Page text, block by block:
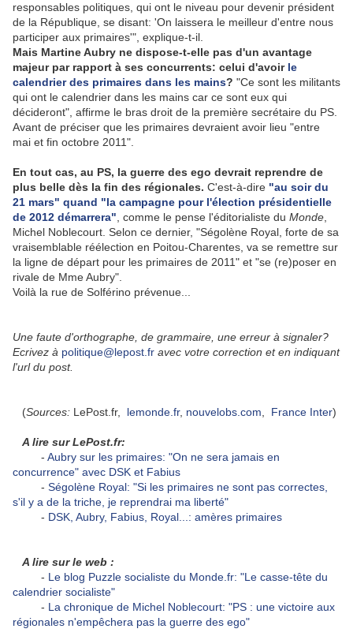
responsables politiques, qui ont le niveau pour devenir président
de la République, se disant: 'On laissera le meilleur d'entre nous
participer aux primaires'", explique-t-il.
Mais Martine Aubry ne dispose-t-elle pas d'un avantage
majeur par rapport à ses concurrents: celui d'avoir le
calendrier des primaires dans les mains? "Ce sont les militants
qui ont le calendrier dans les mains car ce sont eux qui
décideront", affirme le bras droit de la première secrétaire du PS.
Avant de préciser que les primaires devraient avoir lieu "entre
mai et fin octobre 2011".
En tout cas, au PS, la guerre des ego devrait reprendre de
plus belle dès la fin des régionales. C'est-à-dire "au soir du
21 mars" quand "la campagne pour l'élection présidentielle
de 2012 démarrera" , comme le pense l'éditorialiste du Monde
Michel Noblecourt. Selon ce dernier, "Ségolène Royal, forte de sa
vraisemblable réélection en Poitou-Charentes, va se remettre sur
la ligne de départ pour les primaires de 2011" et "se (re)poser en
rivale de Mme Aubry".
Voilà la rue de Solférino prévenue...
Une faute d'orthographe, de grammaire, une erreur à signaler?
Ecrivez à politique@lepost.fr avec votre correction et en indiquant
l'url du post.
(Sources: LePost.fr, lemonde.fr, nouvelobs.com France Inter)
A lire sur LePost.fr:
- Aubry sur les primaires: "On ne sera jamais en
concurrence" avec DSK et Fabius
- Ségolène Royal: "Si les primaires ne sont pas correctes,
s'il y a de la triche, je reprendrai ma liberté"
- DSK, Aubry, Fabius, Royal...: amères primaires
A lire sur le web :
- Le blog Puzzle socialiste du Monde.fr: "Le casse-tête du
calendrier socialiste"
- La chronique de Michel Noblecourt: "PS : une victoire aux
régionales n'empêchera pas la guerre des ego"